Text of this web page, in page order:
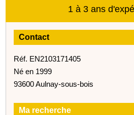
1 à 3 ans
Contact
Réf. EN2103171405
Né en 1999
93600 Aulnay-sous-bois
Ma recherche